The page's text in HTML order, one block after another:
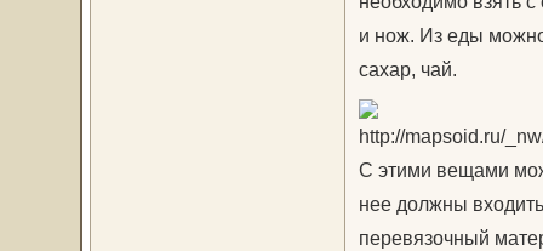
и нож. Из еды
сахар, чай.
С этими вещами
нее должны
перевязочный